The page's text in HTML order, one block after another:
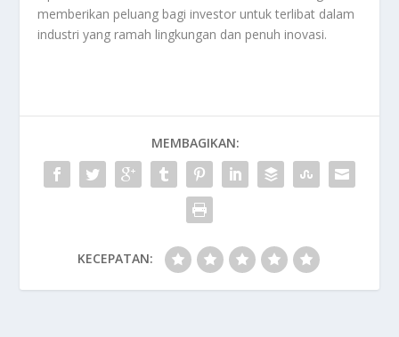
memberikan peluang bagi investor untuk terlibat dalam
industri yang ramah lingkungan dan penuh inovasi.
MEMBAGIKAN:
KECEPATAN: